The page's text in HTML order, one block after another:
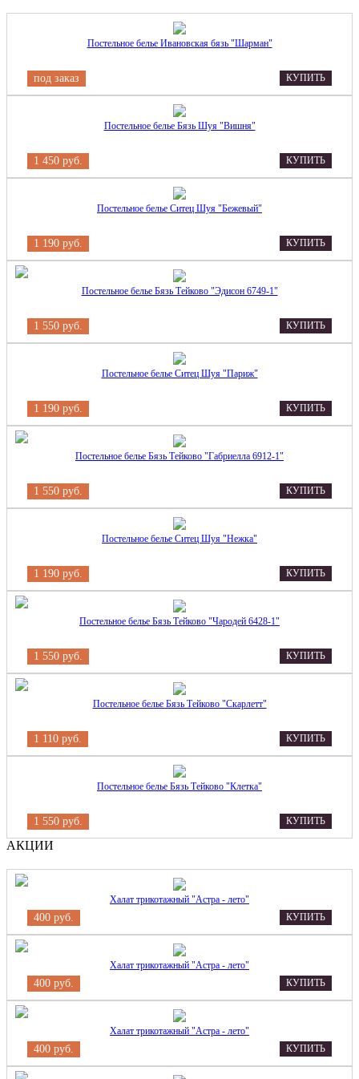
Постельное белье Ивановская бязь "Шарман"
под заказ КУПИТЬ
Постельное белье Бязь Шуя "Вишня"
1 450 руб. КУПИТЬ
Постельное белье Ситец Шуя "Бежевый"
1 190 руб. КУПИТЬ
Постельное белье Бязь Тейково "Эдисон 6749-1"
1 550 руб. КУПИТЬ
Постельное белье Ситец Шуя "Париж"
1 190 руб. КУПИТЬ
Постельное белье Бязь Тейково "Габриелла 6912-1"
1 550 руб. КУПИТЬ
Постельное белье Ситец Шуя "Нежка"
1 190 руб. КУПИТЬ
Постельное белье Бязь Тейково "Чародей 6428-1"
1 550 руб. КУПИТЬ
Постельное белье Бязь Тейково "Скарлетт"
1 110 руб. КУПИТЬ
Постельное белье Бязь Тейково "Клетка"
1 550 руб. КУПИТЬ
АКЦИИ
Халат трикотажный "Астра - лето"
400 руб. КУПИТЬ
Халат трикотажный "Астра - лето"
400 руб. КУПИТЬ
Халат трикотажный "Астра - лето"
400 руб. КУПИТЬ